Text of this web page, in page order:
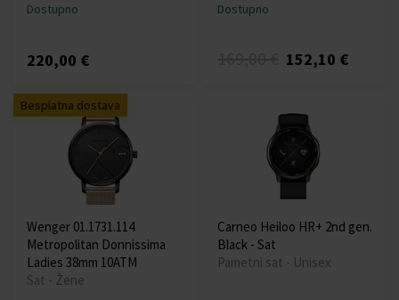
Dostupno
220,00 €
Dostupno
152,10 €
Besplatna dostava
Wenger 01.1731.114
Metropolitan Donnissima
Ladies 38mm 10ATM
Sat - Žene
Carneo Heiloo HR+ 2nd gen.
Black - Sat
Pametni sat - Unisex